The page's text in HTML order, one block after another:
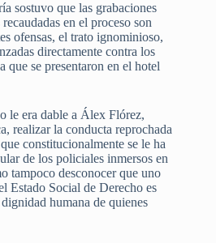
sostuvo que las grabaciones
en el proceso son
ofensas, el trato ignominioso,
directamente contra los
que se presentaron en el hotel
le era dable a Álex Flórez,
realizar la conducta reprochada
constitucionalmente se le ha
de los policiales inmersos en
tampoco desconocer que uno
Estado Social de Derecho es
humana de quienes